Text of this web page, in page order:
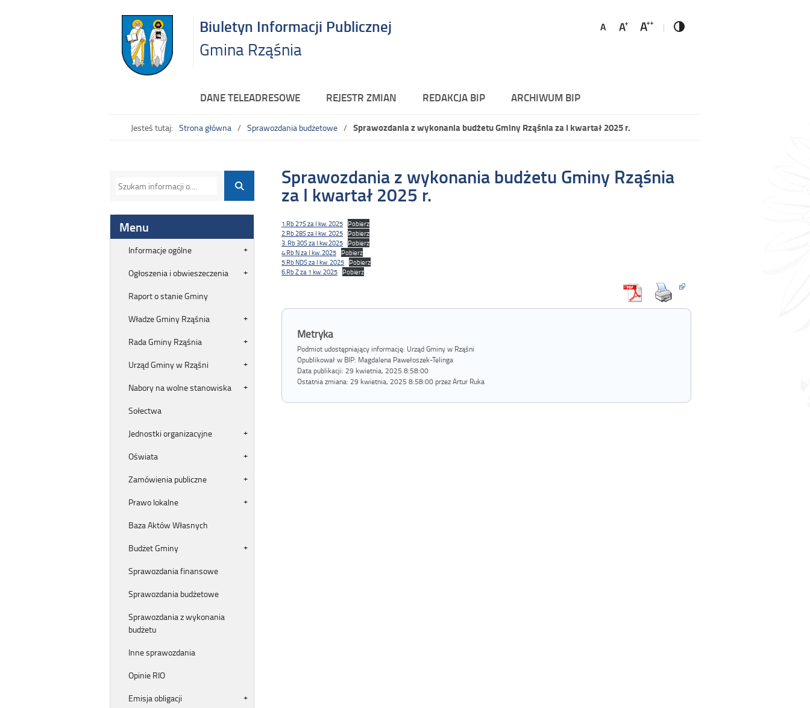
Biuletyn Informacji Publicznej
Gmina Rząśnia
DANE TELEADRESOWE REJESTR ZMIAN REDAKCJA BIP ARCHIWUM BIP
Jesteś tutaj: Strona główna Sprawozdania budżetowe Sprawozdania z wykonania budżetu Gminy Rząśnia za I kwartał 2025 r.
Menu
Informacje ogólne
Ogłoszenia i obwieszeczenia
Raport o stanie Gminy
Władze Gminy Rząśnia
Rada Gminy Rząśnia
Urząd Gminy w Rząśni
Nabory na wolne stanowiska
Sołectwa
Jednostki organizacyjne
Oświata
Zamówienia publiczne
Prawo lokalne
Baza Aktów Własnych
Budżet Gminy
Sprawozdania finansowe
Sprawozdania budżetowe
Sprawozdania z wykonania
budżetu
Inne sprawozdania
Opinie RIO
Emisja obligacji
Sprawozdania z wykonania budżetu Gminy Rząśnia
za I kwartał 2025 r.
1.Rb 27S za I kw. 2025 Pobierz
2.Rb 28S za I kw. 2025 Pobierz
3. Rb 30S za I kw.2025 Pobierz
4.Rb N za I kw. 2025 Pobierz
5.Rb NDS za I kw. 2025 Pobierz
6.Rb Z za 1 kw. 2025 Pobierz
Metryka
Podmiot udostępniający informację: Urząd Gminy w Rząśni
Opublikował w BIP: Magdalena Pawełoszek-Telinga
Data publikacji: 29 kwietnia, 2025 8:58:00
Ostatnia zmiana: 29 kwietnia, 2025 8:58:00 przez Artur Ruka